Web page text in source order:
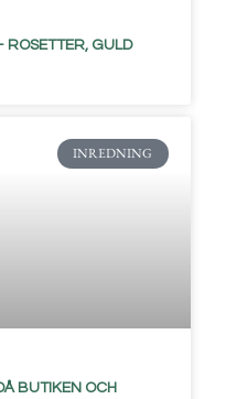
ROSETTER, GULD
INREDNING
BUTIKEN OCH